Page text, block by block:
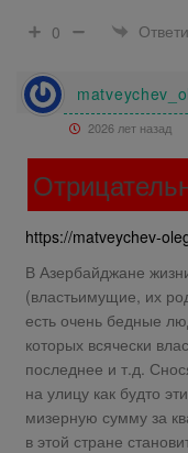
0
2026 лет назад
https://matveychev-
В Азербайджане
(властьимущие, их
есть очень бедные
которых всячески
последнее и т.д.
на улицу как будто
мизерную сумму за
в этой стране